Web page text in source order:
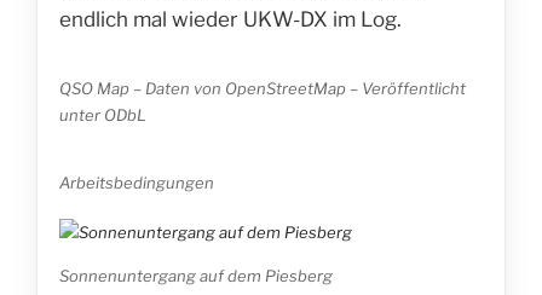
endlich mal wieder UKW-DX im Log.
QSO Map – Daten von OpenStreetMap – Veröffentlicht
unter ODbL
Arbeitsbedingungen
Sonnenuntergang auf dem Piesberg